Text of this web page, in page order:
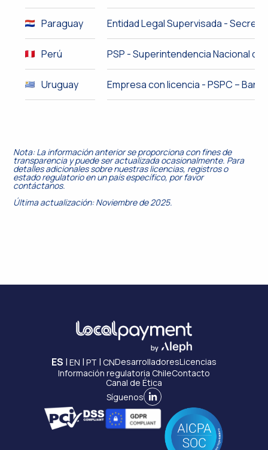
Paraguay Entidad Legal Supervisada -
Perú PSP - Superintendencia Nacional
Uruguay Empresa con licencia - PSPC –
Nota: La información anterior se proporciona con fines de
transparencia y puede ser actualizada ocasionalmente. Para
detalles adicionales sobre nuestras licencias, registros o
estado regulatorio en un país específico, por favor
contáctanos.
Última actualización: Noviembre de 2025.
ES | EN | PT | CNDesarrolladoresLicencias
Información regulatoria ChileContacto
Canal de Ética
Síguenos